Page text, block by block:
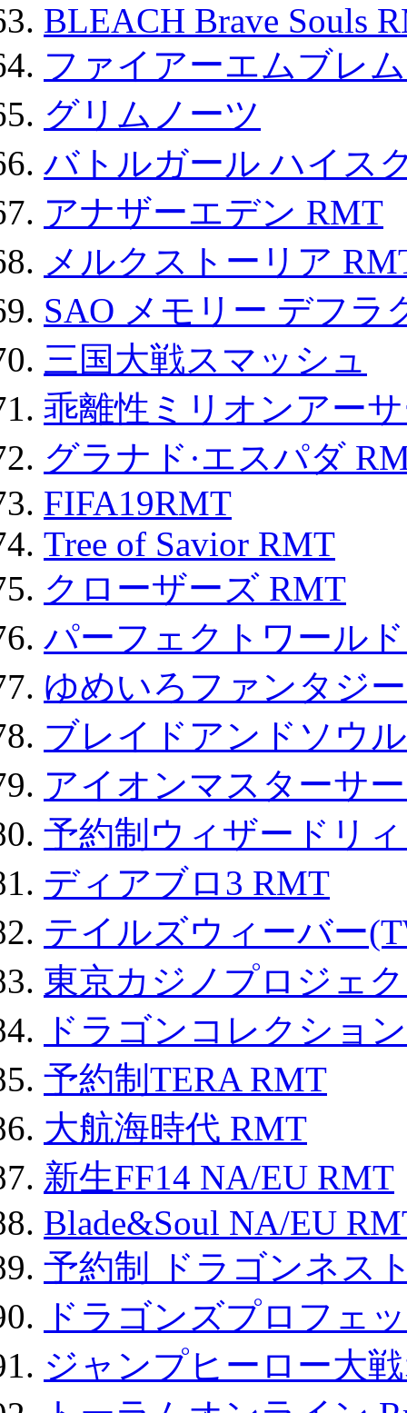
BLEACH Brave Souls
ファイアーエムブレ
グリムノーツ
バトルガール ハイス
アナザーエデン RMT
メルクストーリア
SAO メモリー デフラ
三国大戦スマッシュ
乖離性ミリオンアー
グラナド·エスパダ
FIFA19RMT
Tree of Savior RMT
クローザーズ RMT
パーフェクトワール
ゆめいろファンタジ
ブレイドアンドソウ
アイオンマスターサ
予約制ウィザードリ
ディアブロ3 RMT
テイルズウィーバー
東京カジノプロジェ
ドラゴンコレクショ
予約制TERA RMT
大航海時代 RMT
新生FF14 NA/EU RMT
Blade&Soul NA/EU
予約制 ドラゴンネス
ドラゴンズプロフェ
ジャンプヒーロー大